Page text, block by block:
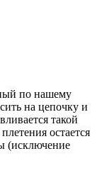
по нашему
на цепочку и
такой
остается
(исключение